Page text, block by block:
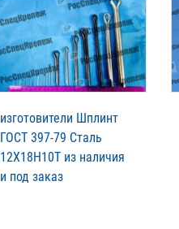
изготовители Шплинт
ГОСТ 397-79 Сталь
12Х18Н10Т из наличия
и под заказ